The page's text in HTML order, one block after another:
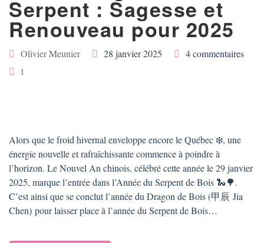
Serpent : Sagesse et
Renouveau pour 2025
Olivier Meunier 28 janvier 2025 4 commentaires
1
Alors que le froid hivernal enveloppe encore le Québec ❄️, une
énergie nouvelle et rafraîchissante commence à poindre à
l’horizon. Le Nouvel An chinois, célébré cette année le 29 janvier
2025, marque l’entrée dans l’Année du Serpent de Bois 🐍🌳.
C’est ainsi que se conclut l’année du Dragon de Bois (甲辰 Jia
Chen) pour laisser place à l’année du Serpent de Bois…